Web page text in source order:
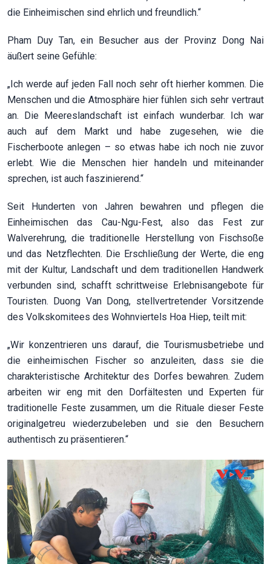
die Einheimischen sind ehrlich und freundlich.“
Pham Duy Tan, ein Besucher aus der Provinz Dong Nai
äußert seine Gefühle:
„Ich werde auf jeden Fall noch sehr oft hierher kommen. Die
Menschen und die Atmosphäre hier fühlen sich sehr vertraut
an. Die Meereslandschaft ist einfach wunderbar. Ich war
auch auf dem Markt und habe zugesehen, wie die
Fischerboote anlegen – so etwas habe ich noch nie zuvor
erlebt. Wie die Menschen hier handeln und miteinander
sprechen, ist auch faszinierend.“
Seit Hunderten von Jahren bewahren und pflegen die
Einheimischen das Cau-Ngu-Fest, also das Fest zur
Walverehrung, die traditionelle Herstellung von Fischsoße
und das Netzflechten. Die Erschließung der Werte, die eng
mit der Kultur, Landschaft und dem traditionellen Handwerk
verbunden sind, schafft schrittweise Erlebnisangebote für
Touristen. Duong Van Dong, stellvertretender Vorsitzende
des Volkskomitees des Wohnviertels Hoa Hiep, teilt mit:
„Wir konzentrieren uns darauf, die Tourismusbetriebe und
die einheimischen Fischer so anzuleiten, dass sie die
charakteristische Architektur des Dorfes bewahren. Zudem
arbeiten wir eng mit den Dorfältesten und Experten für
traditionelle Feste zusammen, um die Rituale dieser Feste
originalgetreu wiederzubeleben und sie den Besuchern
authentisch zu präsentieren.“